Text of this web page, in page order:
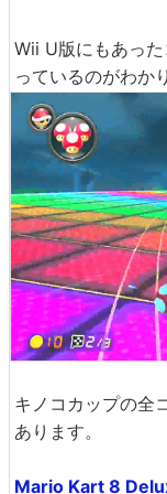
Wii U版にもあっ
っているのがわか
キノコカップの全
あります。
Mario Kart 8